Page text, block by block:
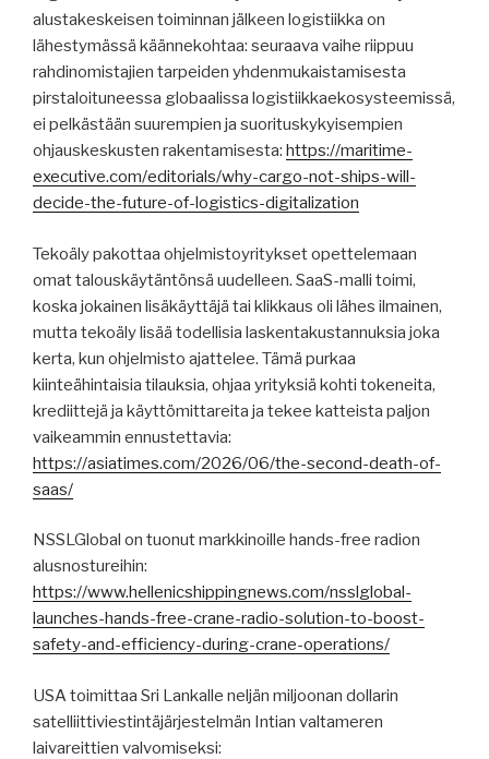
alustakeskeisen toiminnan jälkeen logistiikka on
lähestymässä käännekohtaa: seuraava vaihe riippuu
rahdinomistajien tarpeiden yhdenmukaistamisesta
pirstaloituneessa globaalissa logistiikkaekosysteemissä,
ei pelkästään suurempien ja suorituskykyisempien
ohjauskeskusten rakentamisesta: https://maritime-
executive.com/editorials/why-cargo-not-ships-will-
decide-the-future-of-logistics-digitalization
Tekoäly pakottaa ohjelmistoyritykset opettelemaan
omat talouskäytäntönsä uudelleen. SaaS-malli toimi,
koska jokainen lisäkäyttäjä tai klikkaus oli lähes ilmainen,
mutta tekoäly lisää todellisia laskentakustannuksia joka
kerta, kun ohjelmisto ajattelee. Tämä purkaa
kiinteähintaisia ​​tilauksia, ohjaa yrityksiä kohti tokeneita,
krediittejä ja käyttömittareita ja tekee katteista paljon
vaikeammin ennustettavia:
https://asiatimes.com/2026/06/the-second-death-of-
saas/
NSSLGlobal on tuonut markkinoille hands-free radion
alusnostureihin:
https://www.hellenicshippingnews.com/nsslglobal-
launches-hands-free-crane-radio-solution-to-boost-
safety-and-efficiency-during-crane-operations/
USA toimittaa Sri Lankalle neljän miljoonan dollarin
satelliittiviestintäjärjestelmän Intian valtameren
laivareittien valvomiseksi: